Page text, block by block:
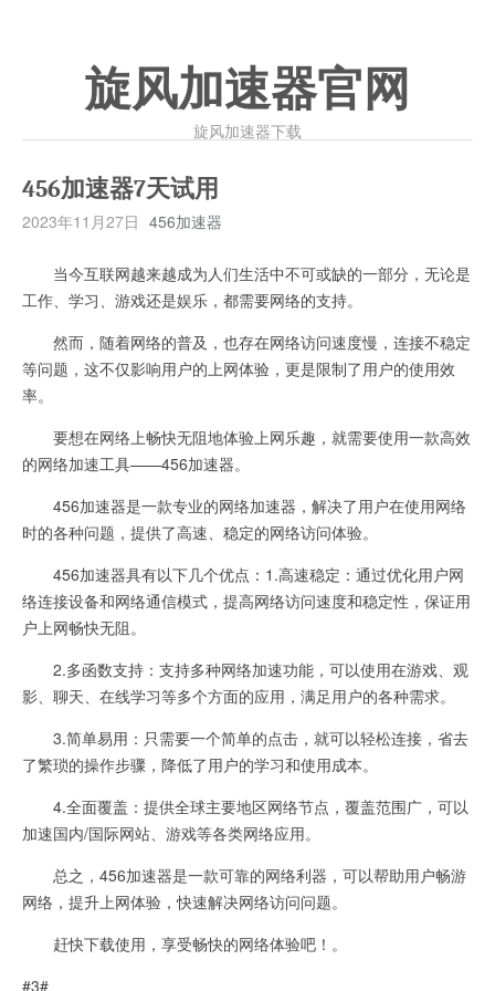
旋风加速器官网
旋风加速器下载
456加速器7天试用
2023年11月27日 456加速器
当今互联网越来越成为人们生活中不可或缺的一部分，无论是
工作、学习、游戏还是娱乐，都需要网络的支持。
然而，随着网络的普及，也存在网络访问速度慢，连接不稳定
等问题，这不仅影响用户的上网体验，更是限制了用户的使用效
率。
要想在网络上畅快无阻地体验上网乐趣，就需要使用一款高效
的网络加速工具——456加速器。
456加速器是一款专业的网络加速器，解决了用户在使用网络
时的各种问题，提供了高速、稳定的网络访问体验。
456加速器具有以下几个优点：1.高速稳定：通过优化用户网
络连接设备和网络通信模式，提高网络访问速度和稳定性，保证用
户上网畅快无阻。
2.多函数支持：支持多种网络加速功能，可以使用在游戏、观
影、聊天、在线学习等多个方面的应用，满足用户的各种需求。
3.简单易用：只需要一个简单的点击，就可以轻松连接，省去
了繁琐的操作步骤，降低了用户的学习和使用成本。
4.全面覆盖：提供全球主要地区网络节点，覆盖范围广，可以
加速国内/国际网站、游戏等各类网络应用。
总之，456加速器是一款可靠的网络利器，可以帮助用户畅游
网络，提升上网体验，快速解决网络访问问题。
赶快下载使用，享受畅快的网络体验吧！。
#3#